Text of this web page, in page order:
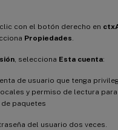
clic con el botón derecho en
Propiedades
, selecciona Esta cuenta:
de usuario que tenga
y permiso de lectura
paquetes
del usuario dos veces.